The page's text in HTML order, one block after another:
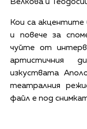
Велкова и
Кои са акцентите
и повече за
чуйте от
артистичния
изкуствата
театралния
файл е под